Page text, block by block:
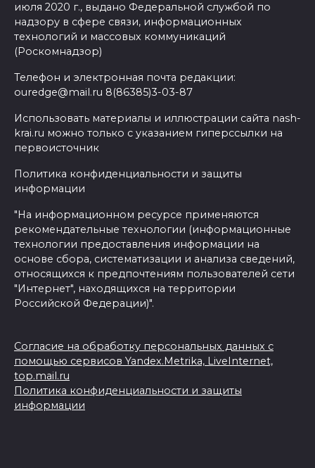
июля 2020 г., выдано Федеральной службой по
надзору в сфере связи, информационных
технологий и массовых коммуникаций
(Роскомнадзор)
Телефон и электронная почта редакции:
ouredge@mail.ru 8(86385)3-03-87
Использовать материалы и иллюстрации сайта nash-
krai.ru можно только с указанием гиперссылки на
первоисточник
Политика конфиденциальности и защиты
информации
"На информационном ресурсе применяются
рекомендательные технологии (информационные
технологии предоставления информации на
основе сбора, систематизации и анализа сведений,
относящихся к предпочтениям пользователей сети
"Интернет", находящихся на территории
Российской Федерации)".
Согласие на обработку персональных данных с
помощью сервисов Yandex.Metrika, LiveInternet,
top.mail.ru
Политика конфиденциальности и защиты
информации